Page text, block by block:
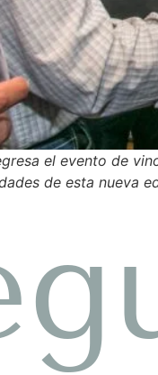
el evento de
de esta nueva